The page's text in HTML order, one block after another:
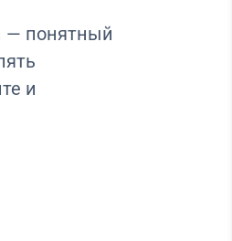
— понятный
и